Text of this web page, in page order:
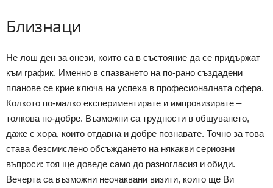
Близнаци
Не лош ден за онези, които са в състояние да се придържат
към график. Именно в спазването на по-рано създадени
планове се крие ключа на успеха в професионалната сфера.
Колкото по-малко експериментирате и импровизирате –
толкова по-добре. Възможни са трудности в общуването,
даже с хора, които отдавна и добре познавате. Точно за това
става безсмислено обсъждането на някакви сериозни
въпроси: тоя ще доведе само до разногласия и обиди.
Вечерта са възможни неочаквани визити, които ще Ви